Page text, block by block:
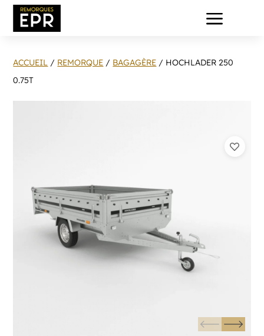
a
ACCUEIL / REMORQUE / BAGAGÈRE / HOCHLADER 250
0.75T